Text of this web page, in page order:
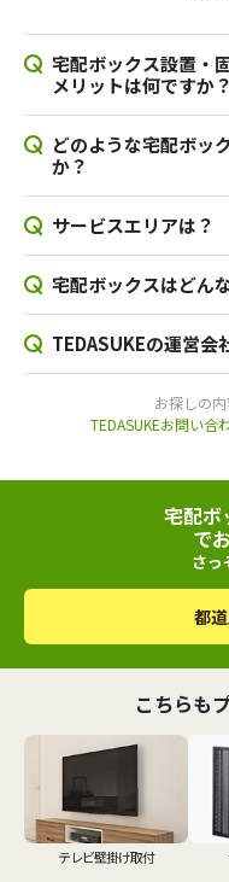
宅配ボックス設置・
メリットは何ですか？
どのような宅配ボッ
か？
サービスエリアは？
宅配ボックスはどん
TEDASUKEの運営会
お探しの
TEDASUKEお問い合
宅配ボ
で
さっ
都
こちらも
テレビ壁掛け取付